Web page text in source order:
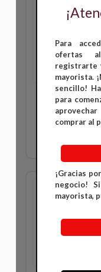
Bujía Pulsar 180
uds
Inicia sesión
Para
ofertas
registrarte
mayorista.
sencillo!
para
comprar al
¡Gracias
negocio!
mayorista,